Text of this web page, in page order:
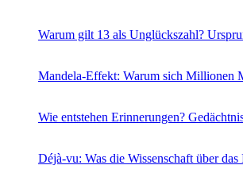
Warum gilt 13 als Unglückszahl?
Mandela-Effekt: Warum sich Millionen
Wie entstehen Erinnerungen?
Déjà-vu: Was die Wissenschaft über